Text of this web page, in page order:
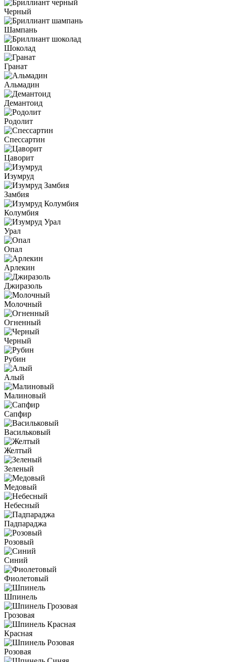
Черный
Шампань
Шоколад
Гранат
Альмадин
Демантоид
Родолит
Спессартин
Цаворит
Изумруд
Замбия
Колумбия
Урал
Опал
Арлекин
Джиразоль
Молочный
Огненный
Черный
Рубин
Алый
Малиновый
Сапфир
Васильковый
Желтый
Зеленый
Медовый
Небесный
Падпараджа
Розовый
Синий
Фиолетовый
Шпинель
Грозовая
Красная
Розовая